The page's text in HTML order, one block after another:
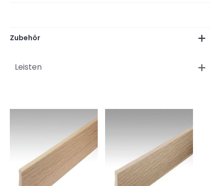
Zubehör
Leisten